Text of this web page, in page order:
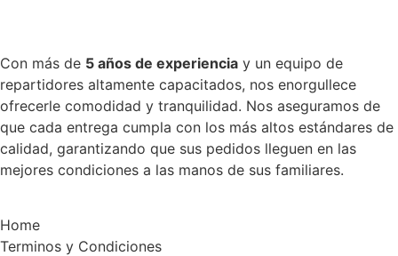
Con más de 5 años de experiencia y un equipo de
repartidores altamente capacitados, nos enorgullece
ofrecerle comodidad y tranquilidad. Nos aseguramos de
que cada entrega cumpla con los más altos estándares de
calidad, garantizando que sus pedidos lleguen en las
mejores condiciones a las manos de sus familiares.
Home
Terminos y Condiciones